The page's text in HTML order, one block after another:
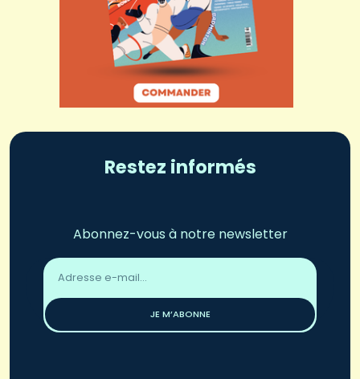
Restez informés
Abonnez-vous à notre newsletter
Adresse
email
JE M’ABONNE